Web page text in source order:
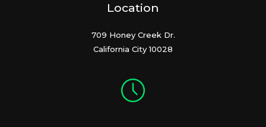
Location
709 Honey Creek Dr.
California City 10028